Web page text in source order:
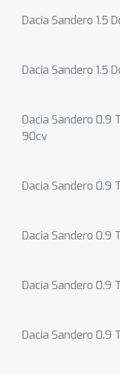
Dacia Sandero 1.5
Dacia Sandero 1.5
Dacia Sandero 0.9
90cv
Dacia Sandero 0.9
Dacia Sandero 0.9
Dacia Sandero 0.9
Dacia Sandero 0.9